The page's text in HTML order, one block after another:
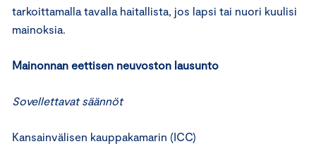
tarkoittamalla tavalla haitallista, jos lapsi tai nuori kuulisi
mainoksia.
Mainonnan eettisen neuvoston lausunto
Sovellettavat säännöt
Kansainvälisen kauppakamarin (ICC)